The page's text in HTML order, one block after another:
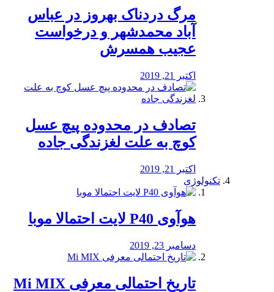
مرگ دردناک بهروز در عباس
آباد محمدشهر و درخواست
عجیب همسرش
اکتبر 21, 2019
تصادف در محدوده پیچ عسل
کوچ به علت لغزندگی جاده
اکتبر 21, 2019
تکنولوژی
هوآوی P40 لایت احتمالا موبا
دسامبر 23, 2019
تاریخ احتمالی معرفی Mi MIX